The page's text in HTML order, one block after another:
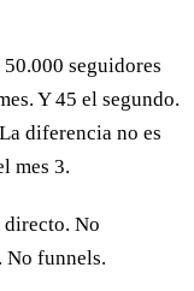
50.000 seguidores
Y 45 el segundo.
diferencia no es
mes 3.
No
No funnels.